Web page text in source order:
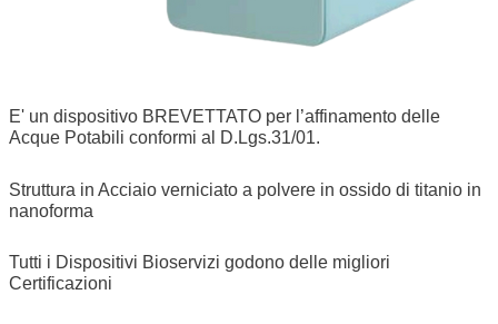
E' un dispositivo BREVETTATO per l’affinamento delle
Acque Potabili conformi al D.Lgs.31/01.
Struttura in Acciaio verniciato a polvere in ossido di titanio in
nanoforma
Tutti i Dispositivi Bioservizi godono delle migliori
Certificazioni